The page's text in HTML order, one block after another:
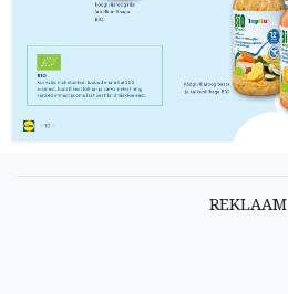
REKLAAM